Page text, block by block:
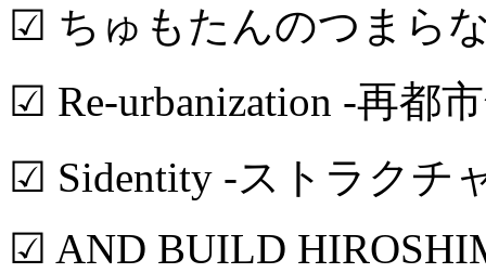
☑ ちゅもたんのつまら
☑ Re-urbanization -再都
☑ Sidentity -ストラクチ
☑ AND BUILD